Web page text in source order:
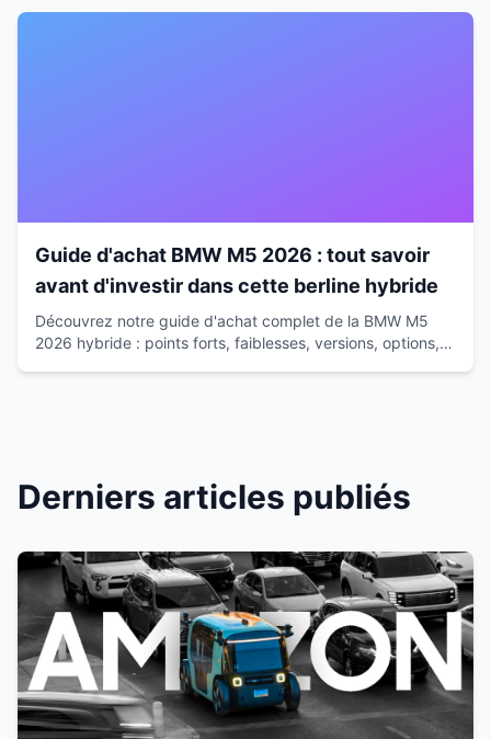
Guide d'achat BMW M5 2026 : tout savoir
avant d'investir dans cette berline hybride
Découvrez notre guide d'achat complet de la BMW M5
2026 hybride : points forts, faiblesses, versions, options,
Derniers articles publiés